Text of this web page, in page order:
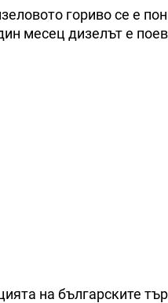
гориво се е
месец дизелът е
на българските